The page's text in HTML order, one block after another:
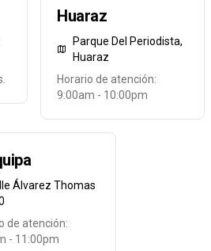
Huaraz
Parque Del Periodista,
Huaraz
Horario de atención:
9:00am - 10:00pm
Álvarez Thomas
de atención:
- 11:00pm